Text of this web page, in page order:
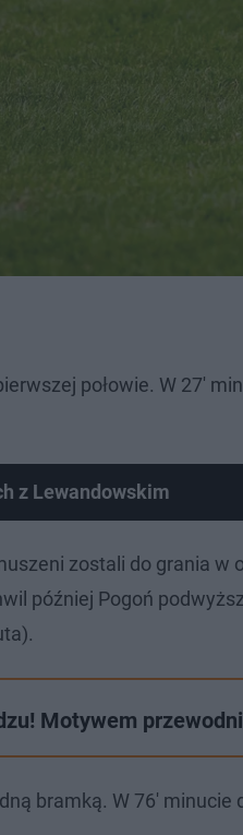
połowie. W 27'
z Lewandowskim
zostali do grania w
później Pogoń
Motywem
bramką. W 76' minucie